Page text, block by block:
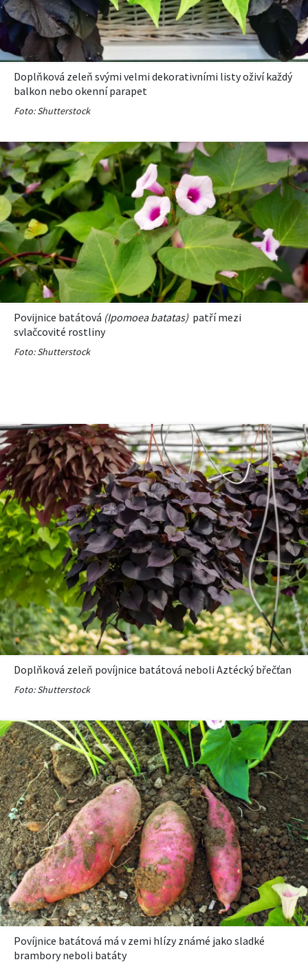
KVÍZY A TESTY
Doplňková zeleň svými velmi dekorativními listy oživí každý
balkon nebo okenní parapet
Foto: Shutterstock
Povijnice batátová (Ipomoea batatas) patří mezi
svlačcovité rostliny
Foto: Shutterstock
Doplňková zeleň povíjnice batátová neboli Aztécký břečťan
Foto: Shutterstock
Povíjnice batátová má v zemi hlízy známé jako sladké
brambory neboli batáty